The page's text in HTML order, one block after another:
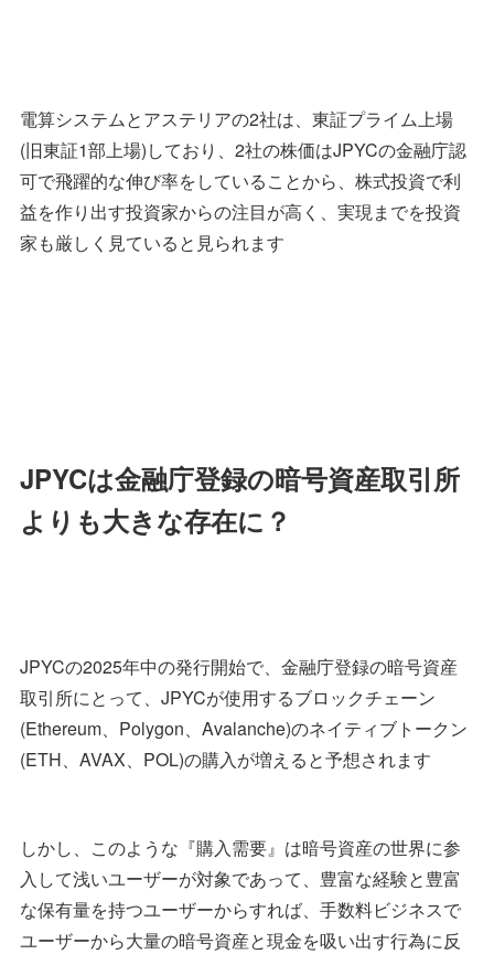
電算システムとアステリアの2社は、東証プライム上場
(旧東証1部上場)しており、2社の株価はJPYCの金融庁認
可で飛躍的な伸び率をしていることから、株式投資で利
益を作り出す投資家からの注目が高く、実現までを投資
家も厳しく見ていると見られます
JPYCは金融庁登録の暗号資産取引所
よりも大きな存在に？
JPYCの2025年中の発行開始で、金融庁登録の暗号資産
取引所にとって、JPYCが使用するブロックチェーン
(Ethereum、Polygon、Avalanche)のネイティブトークン
(ETH、AVAX、POL)の購入が増えると予想されます
しかし、このような『購入需要』は暗号資産の世界に参
入して浅いユーザーが対象であって、豊富な経験と豊富
な保有量を持つユーザーからすれば、手数料ビジネスで
ユーザーから大量の暗号資産と現金を吸い出す行為に反